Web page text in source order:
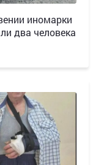
иномарки
два человека